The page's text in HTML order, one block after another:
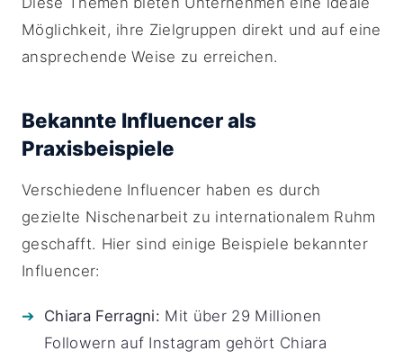
Möglichkeit, ihre Zielgruppen direkt und auf eine
ansprechende Weise zu erreichen.
Bekannte Influencer als
Praxisbeispiele
Verschiedene Influencer haben es durch
gezielte Nischenarbeit zu internationalem Ruhm
geschafft. Hier sind einige Beispiele bekannter
Influencer:
Chiara Ferragni: Mit über 29 Millionen
Followern auf Instagram gehört Chiara